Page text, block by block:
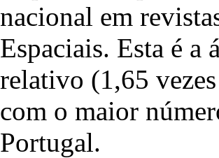
nacional em
Espaciais. Esta é
relativo (1,65
com o maior
Portugal.